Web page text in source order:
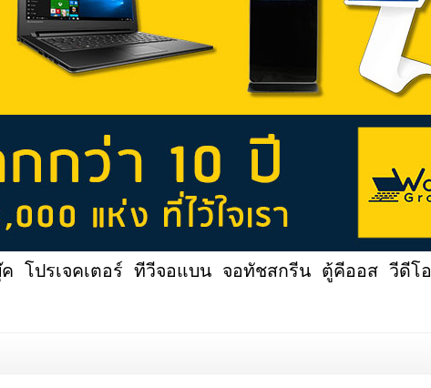
โปรเจคเตอร์ ทีวีจอแบน จอทัชสกรีน ตู้คีออส วีดีโอ